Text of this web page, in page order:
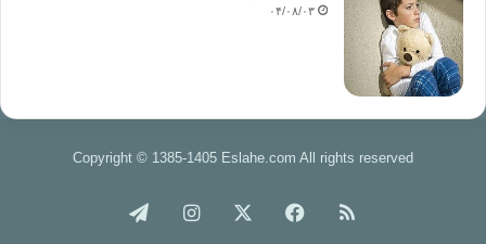
صورت
که در خود واجد این کیفیت اند، فهمیده شده اند، و این قاعده عالمان را می
شناسیم:
«مقاصد الاحکام مصالح الناس». بنابراین منظور پیگیری یک اندیشه با همین
علمای اصول فقه به این
انتخاب هایی که در متن واقعیت ها صورت می گیرد، تلاش شود که در شرایط
۰۴/۰۸/۰۳
Copyright © 1385-1405 Eslahe.com All rights reserved
خوراک فیس اینستاگرام